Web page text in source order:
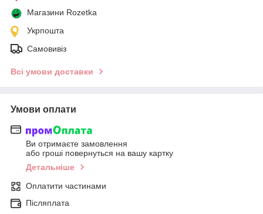
Магазини Rozetka
Укрпошта
Самовивіз
Всі умови доставки
Умови оплати
Ви отримаєте замовлення
або гроші повернуться на вашу картку
Детальніше
Оплатити частинами
Післяплата